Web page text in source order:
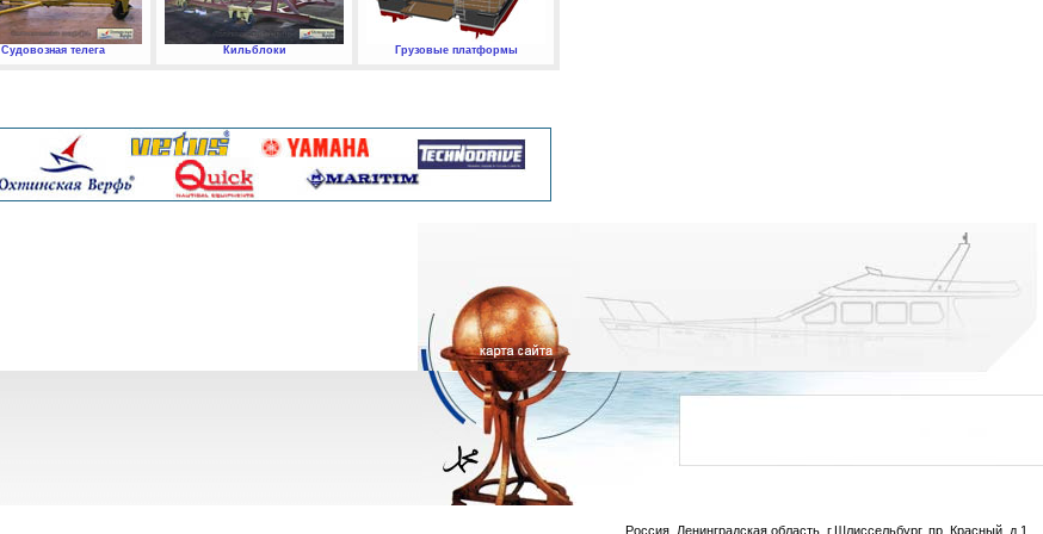
Судовозная телега Кильблоки Грузовые платформы
Россия, Ленинградская область, г.Шлиссельбург, пр. Красный, д.1